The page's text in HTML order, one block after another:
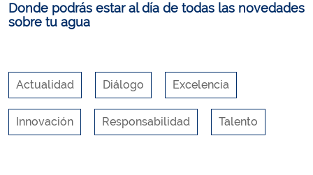
Donde podrás estar al día de todas las novedades
sobre tu agua
Actualidad Diálogo Excelencia
Innovación Responsabilidad Talento